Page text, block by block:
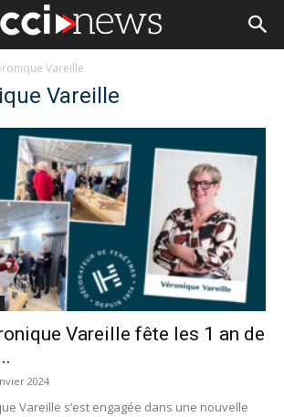
Vareille
Vareille
Vareille fête les 1 an de
2024
Vareille s’est engagée dans une nouvelle